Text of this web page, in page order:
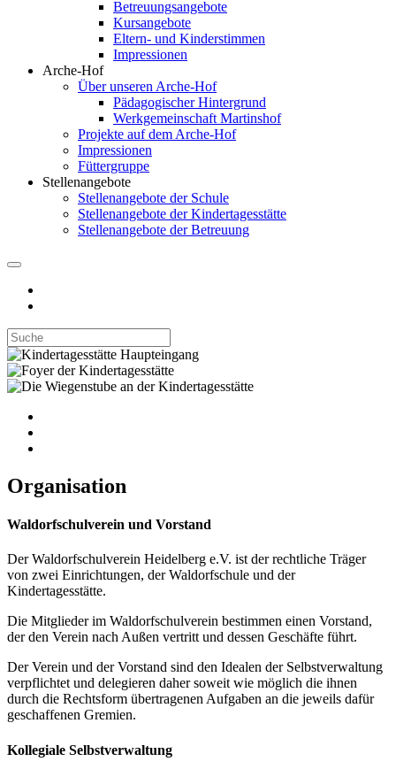
Betreuungsangebote
Kursangebote
Eltern- und Kinderstimmen
Impressionen
Arche-Hof
Über unseren Arche-Hof
Pädagogischer Hintergrund
Werkgemeinschaft Martinshof
Projekte auf dem Arche-Hof
Impressionen
Füttergruppe
Stellenangebote
Stellenangebote der Schule
Stellenangebote der Kindertagesstätte
Stellenangebote der Betreuung
Organisation
Waldorfschulverein und Vorstand
Der Waldorfschulverein Heidelberg e.V. ist der rechtliche Träger
von zwei Einrichtungen, der Waldorfschule und der
Kindertagesstätte.
Die Mitglieder im Waldorfschulverein bestimmen einen Vorstand,
der den Verein nach Außen vertritt und dessen Geschäfte führt.
Der Verein und der Vorstand sind den Idealen der Selbstverwaltung
verpflichtet und delegieren daher soweit wie möglich die ihnen
durch die Rechtsform übertragenen Aufgaben an die jeweils dafür
geschaffenen Gremien.
Kollegiale Selbstverwaltung